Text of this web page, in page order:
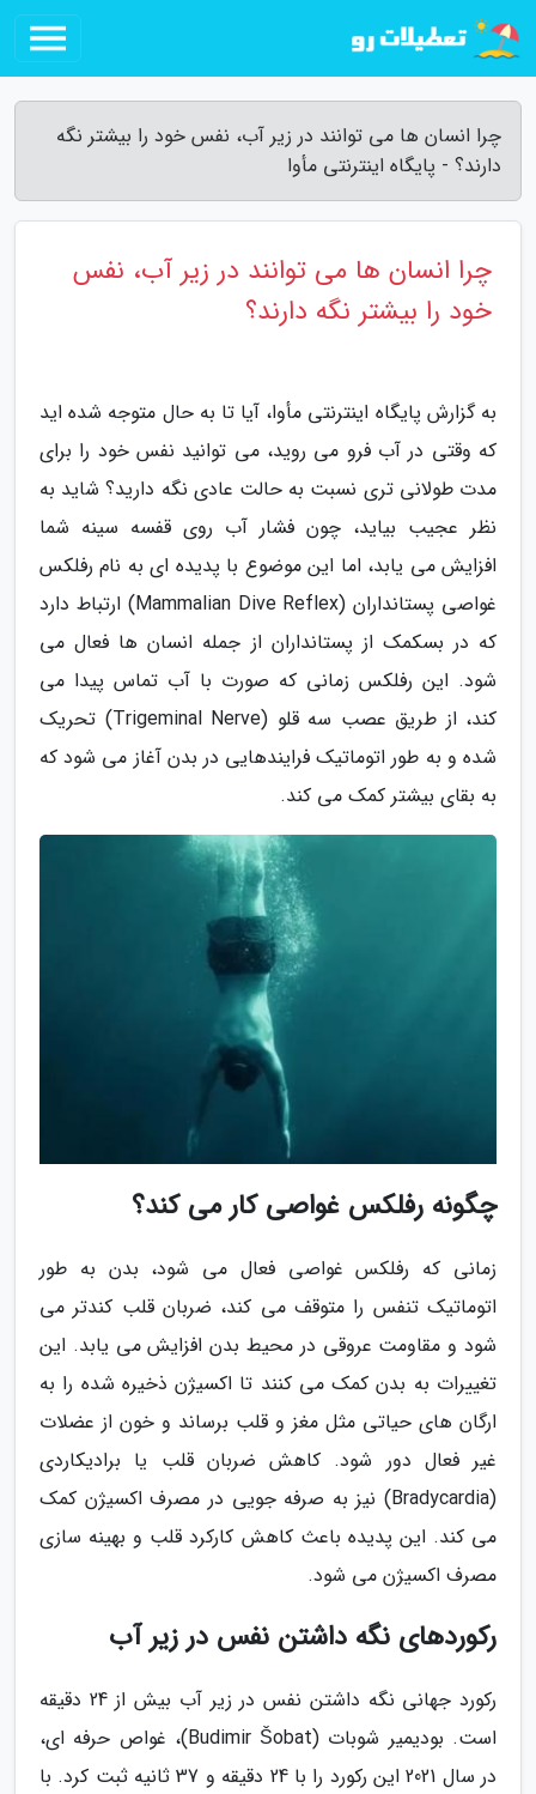
چرا انسان ها می توانند در زیر آب، نفس خود را بیشتر نگه
دارند؟ - پایگاه اینترنتی مأوا
چرا انسان ها می توانند در زیر آب، نفس
خود را بیشتر نگه دارند؟
به گزارش پایگاه اینترنتی مأوا، آیا تا به حال متوجه شده اید
که وقتی در آب فرو می روید، می توانید نفس خود را برای
مدت طولانی تری نسبت به حالت عادی نگه دارید؟ شاید به
نظر عجیب بیاید، چون فشار آب روی قفسه سینه شما
افزایش می یابد، اما این موضوع با پدیده ای به نام رفلکس
غواصی پستانداران (Mammalian Dive Reflex) ارتباط دارد
که در بسکمک از پستانداران از جمله انسان ها فعال می
شود. این رفلکس زمانی که صورت با آب تماس پیدا می
کند، از طریق عصب سه قلو (Trigeminal Nerve) تحریک
شده و به طور اتوماتیک فرایندهایی در بدن آغاز می شود که
به بقای بیشتر کمک می کند.
چگونه رفلکس غواصی کار می کند؟
زمانی که رفلکس غواصی فعال می شود، بدن به طور
اتوماتیک تنفس را متوقف می کند، ضربان قلب کندتر می
شود و مقاومت عروقی در محیط بدن افزایش می یابد. این
تغییرات به بدن کمک می کنند تا اکسیژن ذخیره شده را به
ارگان های حیاتی مثل مغز و قلب برساند و خون از عضلات
غیر فعال دور شود. کاهش ضربان قلب یا برادیکاردی
(Bradycardia) نیز به صرفه جویی در مصرف اکسیژن کمک
می کند. این پدیده باعث کاهش کارکرد قلب و بهینه سازی
مصرف اکسیژن می شود.
رکوردهای نگه داشتن نفس در زیر آب
رکورد جهانی نگه داشتن نفس در زیر آب بیش از 24 دقیقه
است. بودیمیر شوبات (Budimir Šobat)، غواص حرفه ای،
در سال 2021 این رکورد را با 24 دقیقه و 37 ثانیه ثبت کرد. با